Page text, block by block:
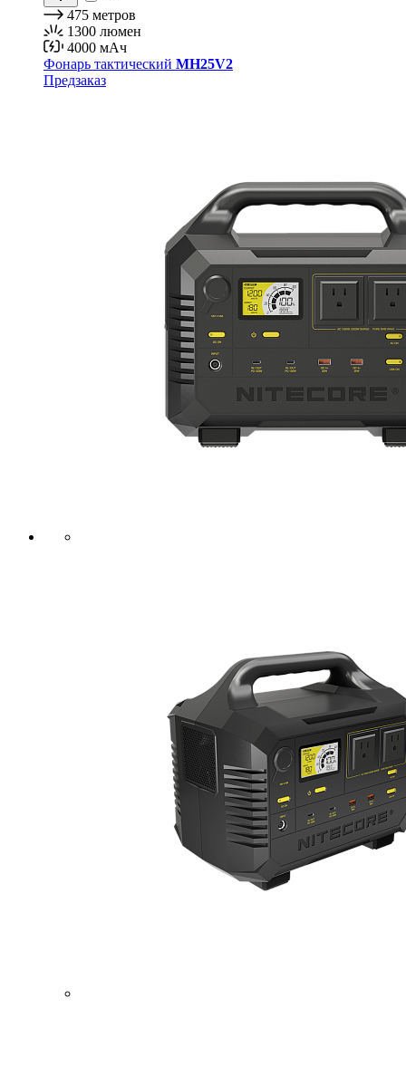
475 метров
1300 люмен
4000 мАч
Фонарь тактический MH25V2
Предзаказ